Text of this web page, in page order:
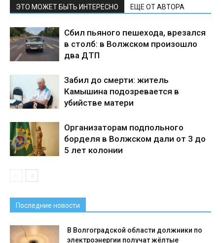
ЭТО МОЖЕТ БЫТЬ ИНТЕРЕСНО ЕЩЕ ОТ АВТОРА
Сбил пьяного пешехода, врезался
в столб: в Волжском произошло
два ДТП
Забил до смерти: житель
Камышина подозревается в
убийстве матери
Организаторам подпольного
борделя в Волжском дали от 3 до
5 лет колонии
Последние новости
В Волгоградской области должники по
электроэнергии получат жёлтые